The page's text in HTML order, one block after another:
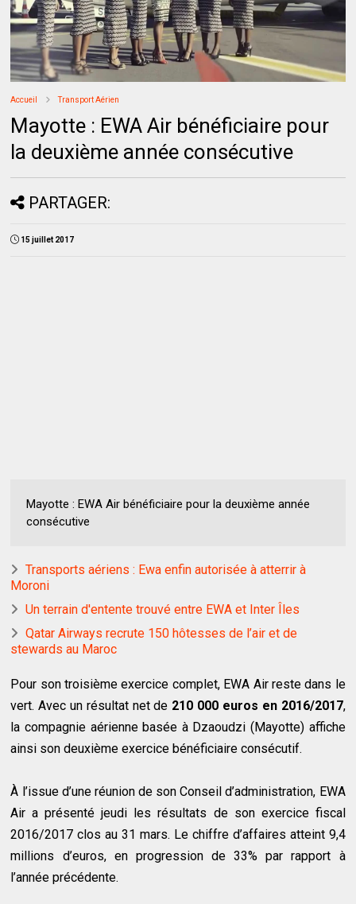
Accueil Transport Aérien
Mayotte : EWA Air bénéficiaire pour
la deuxième année consécutive
PARTAGER:
15 juillet 2017
Mayotte : EWA Air bénéficiaire pour la deuxième année
consécutive
Transports aériens : Ewa enfin autorisée à atterrir à
Moroni
Un terrain d'entente trouvé entre EWA et Inter Îles
Qatar Airways recrute 150 hôtesses de l’air et de
stewards au Maroc
Pour son troisième exercice complet, EWA Air reste dans le
vert. Avec un résultat net de 210 000 euros en 2016/2017,
la compagnie aérienne basée à Dzaoudzi (Mayotte) affiche
ainsi son deuxième exercice bénéficiaire consécutif.
À l’issue d’une réunion de son Conseil d’administration, EWA
Air a présenté jeudi les résultats de son exercice fiscal
2016/2017 clos au 31 mars. Le chiffre d’affaires atteint 9,4
millions d’euros, en progression de 33% par rapport à
l’année précédente.